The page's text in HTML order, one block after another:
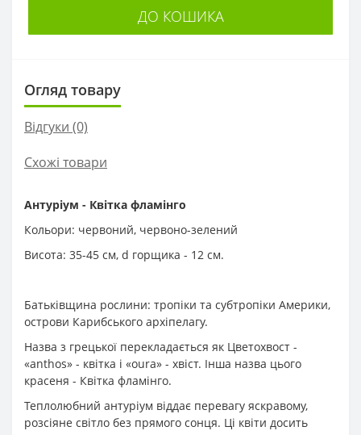
ДО КОШИКА
Огляд товару
Відгуки (0)
Схожі товари
Антуріум - Квітка фламінго
Кольори: червоний, червоно-зелений
Висота: 35-45 см, d горщика - 12 см.
Батьківщина рослини: тропіки та субтропіки Америки,
острови Карибського архіпелагу.
Назва з грецької перекладається як Цветохвост -
«anthos» - квітка і «oura» - хвіст. Інша назва цього
красеня - Квітка фламінго.
Теплолюбний антуріум віддає перевагу яскравому,
розсіяне світло без прямого сонця. Ці квіти досить